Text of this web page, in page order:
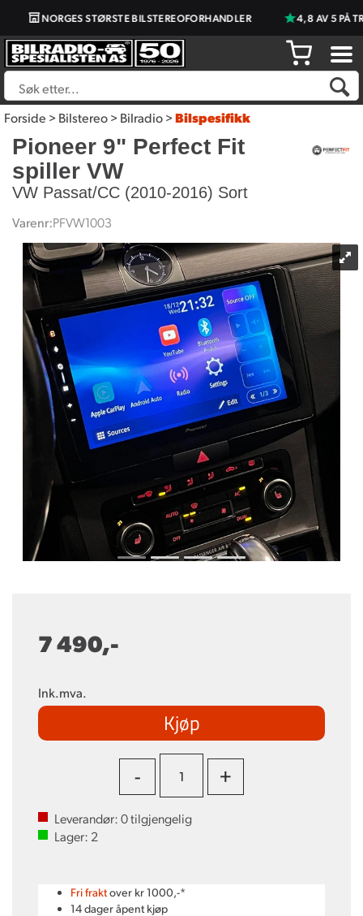
NORGES STØRSTE BILSTEREOFORHANDLER 4,8 AV 5 PÅ
Forside>Bilstereo>Bilradio>Bilspesifikk
Pioneer 9" Perfect Fit
spiller VW
VW Passat/CC (2010-2016) Sort
Varenr:PFVW1003
7 490,-
Ink.mva.
Kjøp
- +
Leverandør:0tilgjengelig
Lager: 2
Fri fraktover kr 1000,-*
14 dager åpent kjøp